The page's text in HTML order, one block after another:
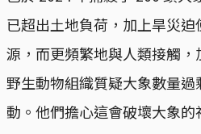
已超出土地負荷，加上旱災
源，而更頻繁地與人類接觸，
野生動物組織質疑大象數量
動。他們擔心這會破壞大象